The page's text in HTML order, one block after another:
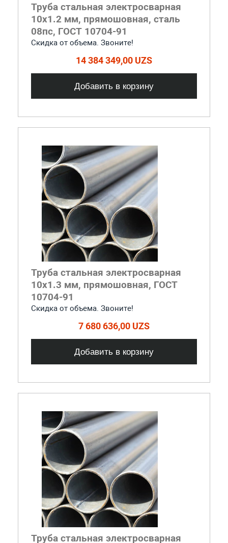
Труба стальная электросварная
10x1.2 мм, прямошовная, сталь
08пс, ГОСТ 10704-91
Скидка от объема. Звоните!
14 384 349,00 UZS
Добавить в корзину
Труба стальная электросварная
10x1.3 мм, прямошовная, ГОСТ
10704-91
Скидка от объема. Звоните!
7 680 636,00 UZS
Добавить в корзину
Труба стальная электросварная